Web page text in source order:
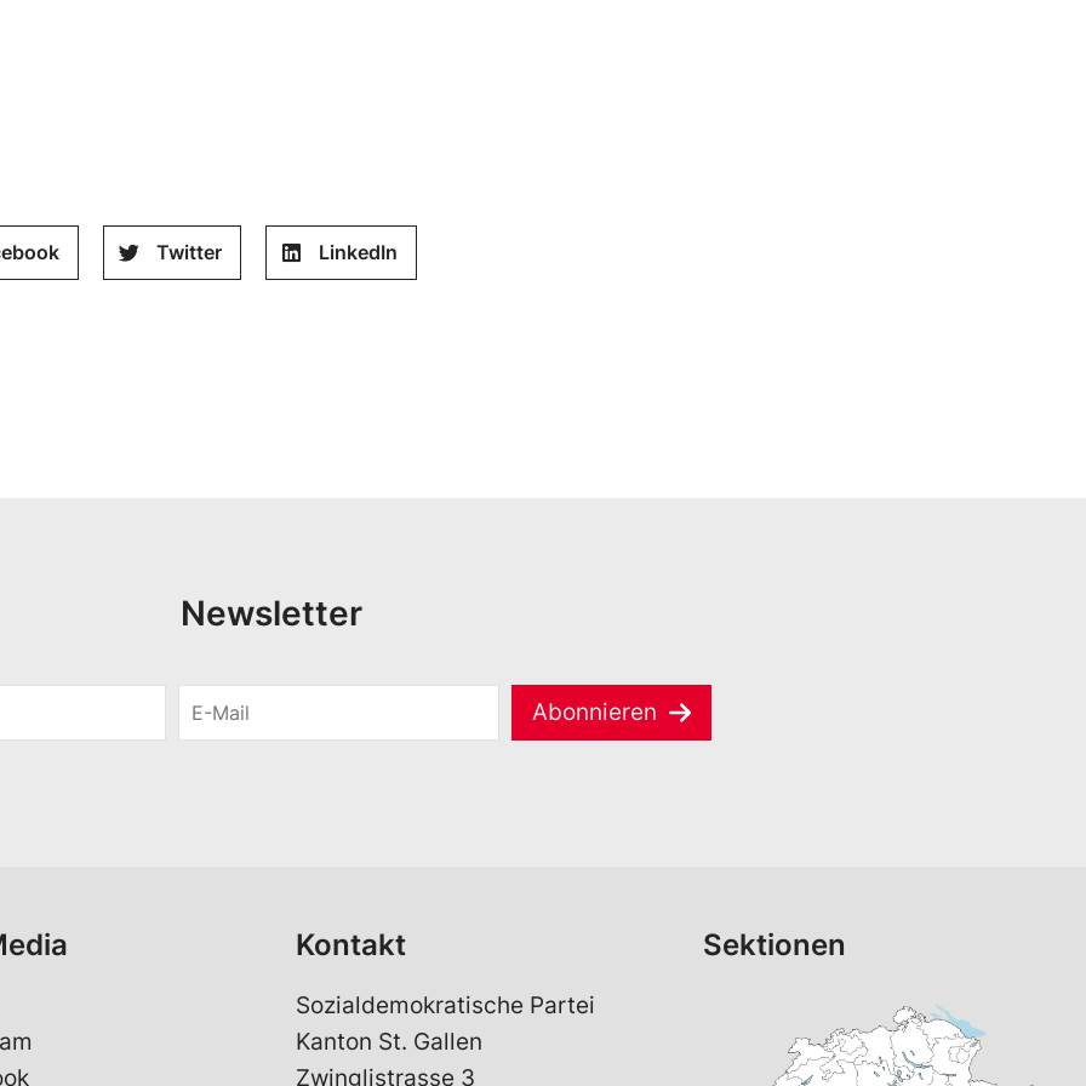
Twitter LinkedIn
Newsletter
M
Abonnieren
Kontakt
Sozialdemokratische Partei
Kanton St. Gallen
Zwinglistrasse 3
Sektionen